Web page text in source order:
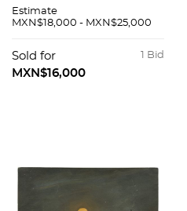
1847). VISTA DE
Óleo sobre tela.
Firmado y fechado al
Estimate
MXN$18,000 - MXN$25,000
1 Bid
Sold for
MXN$16,000